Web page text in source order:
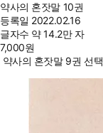
약사의 혼잣말 10권
등록일 2022.02.16
글자수 약 14.2만 자
7,000원
약사의 혼잣말 9권 선택